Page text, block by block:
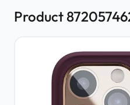
Product